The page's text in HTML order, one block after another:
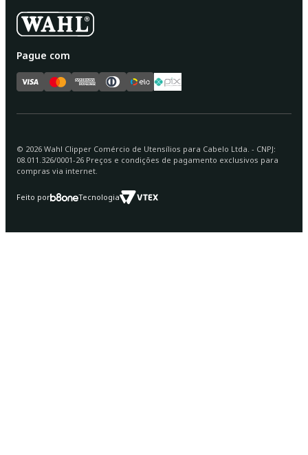
Pague com
© 2026 Wahl Clipper Comércio de Utensílios para Cabelo Ltda. - CNPJ:
08.011.326/0001-26 Preços e condições de pagamento exclusivos para
compras via internet.
Feito por Tecnologia